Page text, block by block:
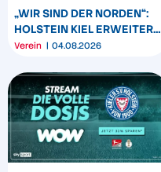
„WIR SIND DER NORDEN“:
HOLSTEIN KIEL ERWEITERT
SEIN MARKENBILD
Verein 04.08.2026